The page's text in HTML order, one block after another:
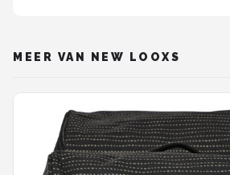
MEER VAN NEW LOOXS